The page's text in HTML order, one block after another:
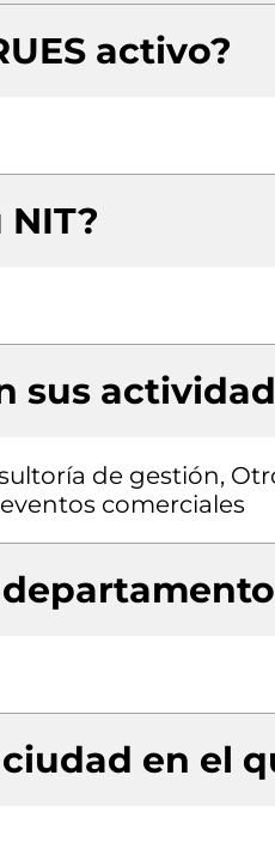
activo?
NIT?
sus
de gestión,
comerciales
en el